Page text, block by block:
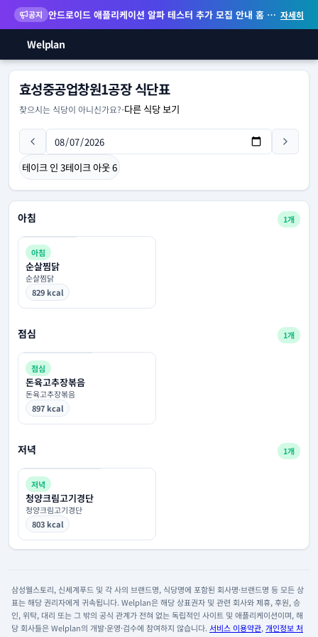
공지 안드로이드 애플리케이션 알파 테스터 추가 모집 안내 홈 화면 위젯 등 지원 자세히
Welplan
효성중공업창원1공장 식단표
찾으시는 식당이 아니신가요?-다른 식당 보기
테이크 인 3테이크 아웃6
아침 1개
아침
순살찜닭
순살찜닭
829 kcal
점심 1개
점심
돈육고추장볶음
돈육고추장볶음
897 kcal
저녁 1개
저녁
청양크림고기경단
청양크림고기경단
803 kcal
삼성웰스토리, 신세계푸드 및 각 사의 브랜드명, 식당명에 포함된 회사명·브랜드명 등 모든 상
표는 해당 권리자에게 귀속됩니다. Welplan은 해당 상표권자 및 관련 회사와 제휴, 후원, 승
인, 위탁, 대리 또는 그 밖의 공식 관계가 전혀 없는 독립적인 사이트 및 애플리케이션이며, 해
당 회사들은 Welplan의 개발·운영·검수에 참여하지 않습니다. 서비스 이용약관, 개인정보 처